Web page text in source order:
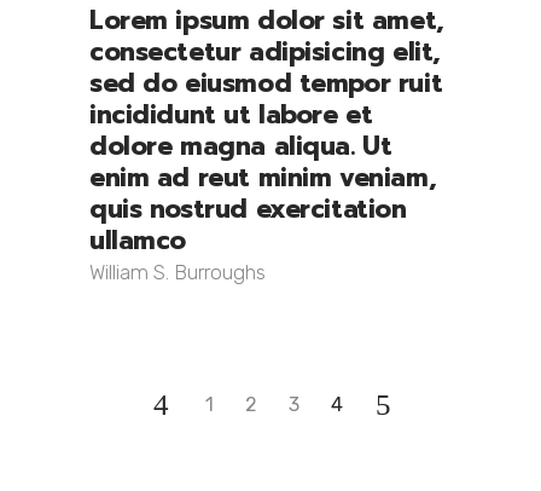
Lorem ipsum dolor sit amet,
consectetur adipisicing elit,
sed do eiusmod tempor ruit
incididunt ut labore et
dolore magna aliqua. Ut
enim ad reut minim veniam,
quis nostrud exercitation
ullamco
William S. Burroughs
1 2 3 4